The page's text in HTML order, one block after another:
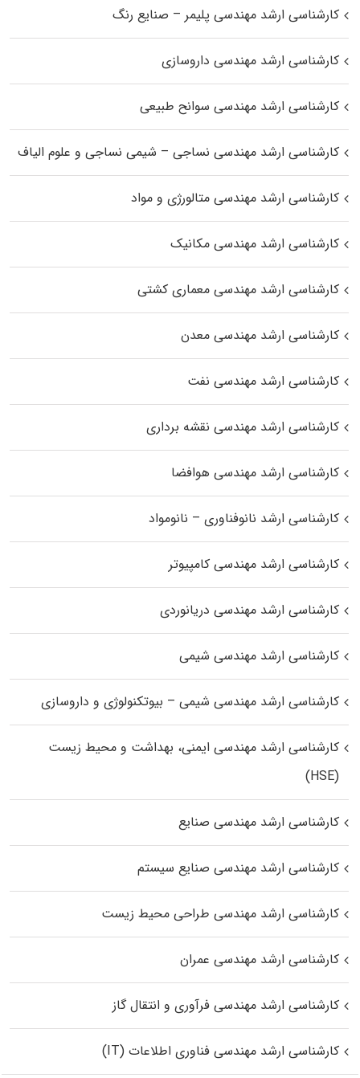
کارشناسی ارشد مهندسی پلیمر – صنایع رنگ
کارشناسی ارشد مهندسی داروسازی
کارشناسی ارشد مهندسی سوانح طبیعی
کارشناسی ارشد مهندسی نساجی – شیمی نساجی و علوم الیاف
کارشناسی ارشد مهندسی متالورژی و مواد
کارشناسی ارشد مهندسی مکانیک
کارشناسی ارشد مهندسی معماری کشتی
کارشناسی ارشد مهندسی معدن
کارشناسی ارشد مهندسی نفت
کارشناسی ارشد مهندسی نقشه برداری
کارشناسی ارشد مهندسی هوافضا
کارشناسی ارشد نانوفناوری – نانومواد
کارشناسی ارشد مهندسی کامپیوتر
کارشناسی ارشد مهندسی دریانوردی
کارشناسی ارشد مهندسی شیمی
کارشناسی ارشد مهندسی شیمی – بیوتکنولوژی و داروسازی
کارشناسی ارشد مهندسی ایمنی، بهداشت و محیط زیست
(HSE)
کارشناسی ارشد مهندسی صنایع
کارشناسی ارشد مهندسی صنایع سیستم
کارشناسی ارشد مهندسی طراحی محیط زیست
کارشناسی ارشد مهندسی عمران
کارشناسی ارشد مهندسی فرآوری و انتقال گاز
کارشناسی ارشد مهندسی فناوری اطلاعات (IT)